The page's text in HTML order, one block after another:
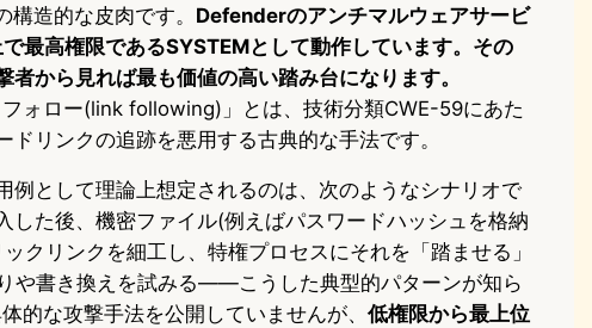
造的な皮肉です。 Defenderのアンチマルウェアサービ
最高権限であるSYSTEMとして動作しています。その
者から見れば最も価値の高い踏み台になります。
ォロー(link following)」とは、技術分類CWE-59にあた
リンクの追跡を悪用する古典的な手法です。
例として理論上想定されるのは、次のようなシナリオで
した後、機密ファイル(例えばパスワードハッシュを格納
クリンクを細工し、特権プロセスにそれを「踏ませる」
や書き換えを試みる――こうした典型的パターンが知ら
的な攻撃手法を公開していませんが、 低権限から最上位